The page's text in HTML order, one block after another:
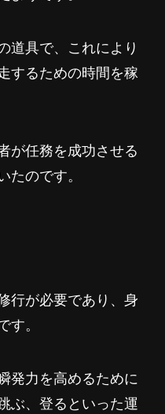
道具で、これにより
するための時間を稼
が任務を成功させる
のです。
行が必要であり、身
。
発力を高めるために
ぶ、登るといった運